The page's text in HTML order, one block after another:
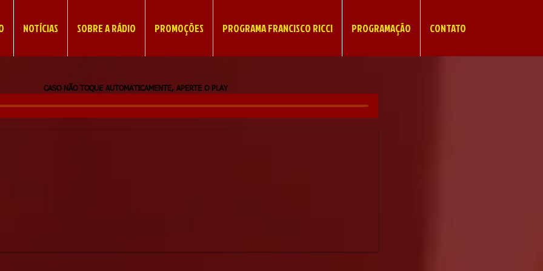
NOTÍCIAS SOBRE A RÁDIO PROMOÇÕES PROGRAMA FRANCISCO RICCI PROGRAMAÇÃO CONTATO
CASO NÃO TOQUE AUTOMATICAMENTE, APERTE O PLAY